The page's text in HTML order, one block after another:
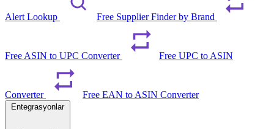
Alert Lookup Free Supplier Finder by Brand
Free ASIN to UPC Converter Free UPC to ASIN
Converter Free EAN to ASIN Converter
Entegrasyonlar